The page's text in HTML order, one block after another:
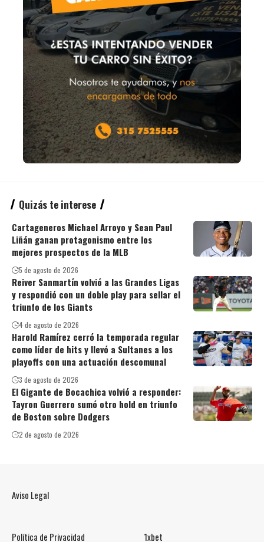
Quizás te interese
Cartageneros Michael Arroyo y Sean Paul
Liñán ganan protagonismo entre los
mejores prospectos de la MLB
5 de agosto de 2026
Reiver Sanmartín volvió a las Grandes Ligas
y respondió con un doble play para sellar el
triunfo de los Giants
4 de agosto de 2026
Harold Ramírez cerró la temporada regular
como líder de hits y llevó a Sultanes a los
playoffs con una actuación descomunal
3 de agosto de 2026
El Gigante de Bocachica volvió a responder:
Tayron Guerrero sumó otro hold en triunfo
de Boston sobre Dodgers
2 de agosto de 2026
Aviso Legal
Política de Privacidad 1xbet